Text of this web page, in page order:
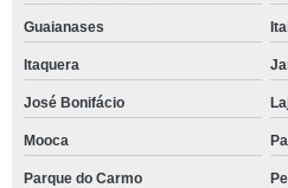
Guaianases
Itaquera
José Bonifácio
Mooca
Parque do Carmo